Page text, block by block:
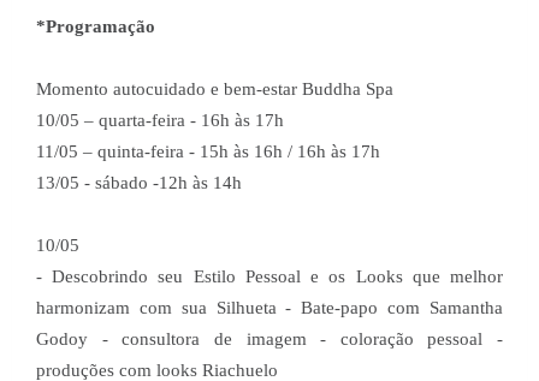
*Programação
Momento autocuidado e bem-estar Buddha Spa
10/05 – quarta-feira - 16h às 17h
11/05 – quinta-feira - 15h às 16h / 16h às 17h
13/05 - sábado -12h às 14h
10/05
- Descobrindo seu Estilo Pessoal e os Looks que melhor
harmonizam com sua Silhueta - Bate-papo com Samantha
Godoy - consultora de imagem - coloração pessoal -
produções com looks Riachuelo